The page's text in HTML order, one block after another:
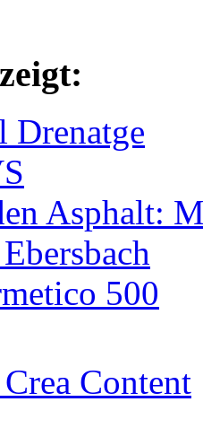
Drenatge
Asphalt:
500
Content